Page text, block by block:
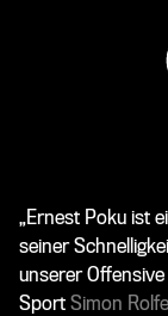
„Ernest Poku ist
seiner
unserer
Sport Simon